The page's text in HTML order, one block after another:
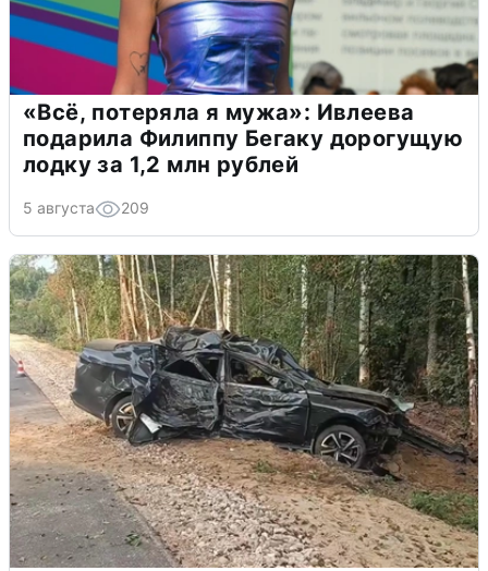
«Всё, потеряла я мужа»: Ивлеева
подарила Филиппу Бегаку дорогущую
лодку за 1,2 млн рублей
5 августа 209